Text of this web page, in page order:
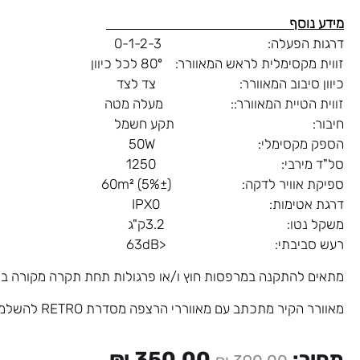
מידע נוסף
דרגות הפעלה: 0-1-2-3
זווית מקסימלית לראש המאוורר: 80º לכל כיוון
כיוון סיבוב המאוורר: צד לצד
זווית הטיית המאוורר:: מעלה מטה
חיבור: תקע חשמל
הספק מקסימלי: 50W
סל"ד מירבי: 1250
ספיקת אוויר לדקה: (5%±) 60m²
דרגת אטימות: IPX0
משקל נטו: 3.2ק"ג
רעש סביבתי: <63dB
מתאים להתקנה במרפסות חוץ ו/או פרגולות תחת תקרה מקורה
מאוורר הקיר מתכתב עם מאווררי הרצפה מסדרת RETRO להשלמת המראה הכללי.